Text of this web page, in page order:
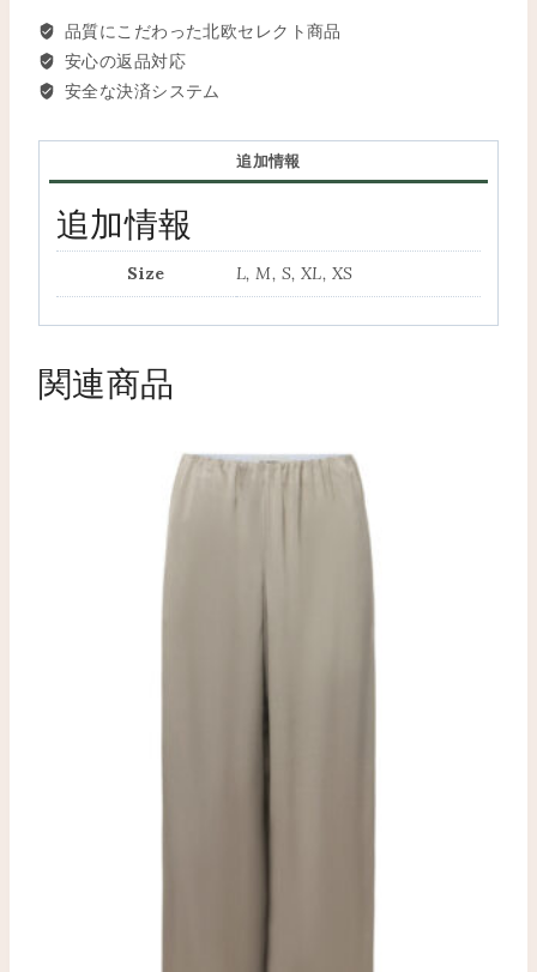
品質にこだわった北欧セレクト商品
安心の返品対応
安全な決済システム
追加情報
追加情報
Size L, M, S, XL, XS
関連商品